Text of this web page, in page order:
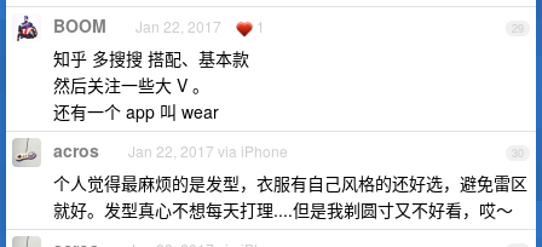
29
BOOM Jan 22, 2017 1
知乎 多搜搜 搭配、基本款
然后关注一些大 V 。
还有一个 app 叫 wear
30
acros Jan 22, 2017 via iPhone
个人觉得最麻烦的是发型，衣服有自己风格的还好选，避免雷区
就好。发型真心不想每天打理....但是我剃圆寸又不好看，哎～